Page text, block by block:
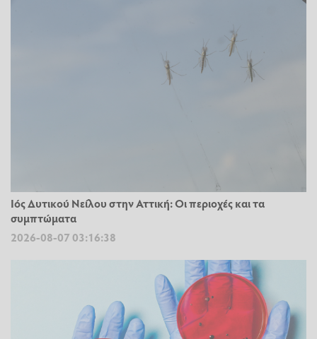
Ιός Δυτικού Νείλου στην Αττική: Οι περιοχές και τα
συμπτώματα
2026-08-07 03:16:38